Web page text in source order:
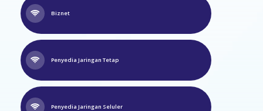
Biznet
Penyedia Jaringan Tetap
Penyedia Jaringan Seluler